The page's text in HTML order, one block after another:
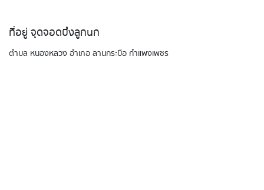
ที่อยู่ จุดจอดบึงลูกนก
ตำบล หนองหลวง อำเภอ ลานกระบือ กำแพงเพชร